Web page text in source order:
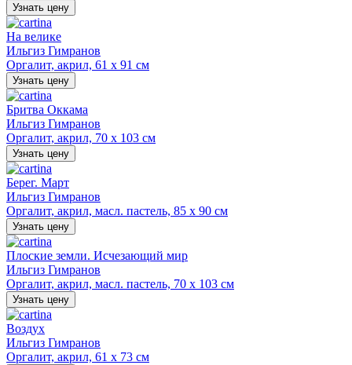
Узнать цену
На велике
Ильгиз Гимранов
Оргалит, акрил, 61 х 91 см
Узнать цену
Бритва Оккама
Ильгиз Гимранов
Оргалит, акрил, 70 х 103 см
Узнать цену
Берег. Март
Ильгиз Гимранов
Оргалит, акрил, масл. пастель, 85 х 90 см
Узнать цену
Плоские земли. Исчезающий мир
Ильгиз Гимранов
Оргалит, акрил, масл. пастель, 70 х 103 см
Узнать цену
Воздух
Ильгиз Гимранов
Оргалит, акрил, 61 х 73 см